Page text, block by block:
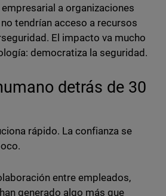
a organizaciones
tendrían acceso a recursos
El impacto va mucho
democratiza la seguridad.
detrás de 30
rápido. La confianza se
entre empleados,
generado algo más que